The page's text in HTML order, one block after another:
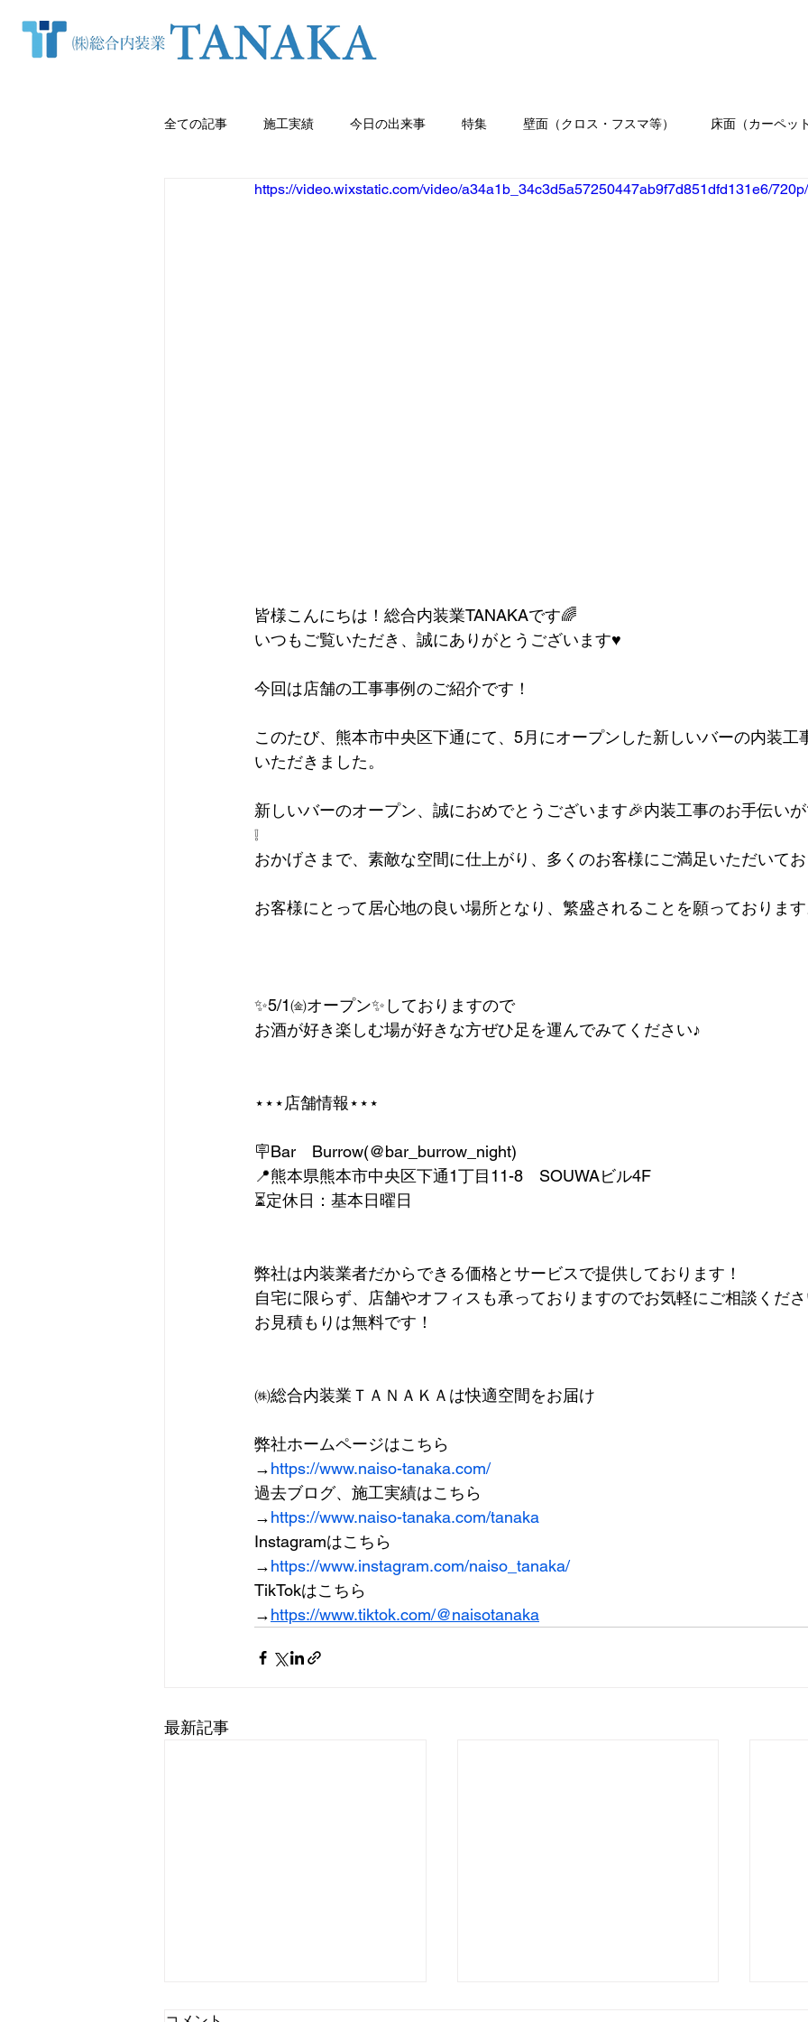
全ての記事 施工実績 今日の出来事 特集 壁面（クロス・フスマ等） 床面（カーペッ
窓まわり（カーテン・ブラインド等） 水まわり工事 イベント 職人ブログ お客様の
https://video.wixstatic.com/video/a34a1b_34c3d5a57250447ab9f7d851dfd131e6/
皆様こんにちは！総合内装業TANAKAです🌈
いつもご覧いただき、誠にありがとうございます♥
今回は店舗の工事事例のご紹介です！
このたび、熊本市中央区下通にて、5月にオープンした新しいバーの内装工
いただきました。
新しいバーのオープン、誠におめでとうございます🎉内装工事のお手伝い
❕
おかげさまで、素敵な空間に仕上がり、多くのお客様にご満足いただいて
お客様にとって居心地の良い場所となり、繁盛されることを願っておりま
✨5/1㈮オープン✨しておりますので
お酒が好き楽しむ場が好きな方ぜひ足を運んでみてください♪
⋆‎⋆‎⋆店舗情報⋆‎⋆‎⋆
🪧Bar　Burrow(@bar_burrow_night)
📍熊本県熊本市中央区下通1丁目11-8　SOUWAビル4F
⏳定休日：基本日曜日
弊社は内装業者だからできる価格とサービスで提供しております！
自宅に限らず、店舗やオフィスも承っておりますのでお気軽にご相談くだ
お見積もりは無料です！
㈱総合内装業ＴＡＮＡＫＡは快適空間をお届け
弊社ホームページはこちら
→https://www.naiso-tanaka.com/
過去ブログ、施工実績はこちら
→https://www.naiso-tanaka.com/tanaka
Instagramはこちら
→https://www.instagram.com/naiso_tanaka/
TikTokはこちら
→https://www.tiktok.com/@naisotanaka
最新記事